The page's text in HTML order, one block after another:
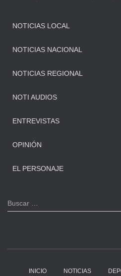
NOTICIAS LOCAL
NOTICIAS NACIONAL
NOTICIAS REGIONAL
NOTI AUDIOS
ENTREVISTAS
OPINIÓN
EL PERSONAJE
B
u
Buscar …
INICIO NOTICIAS